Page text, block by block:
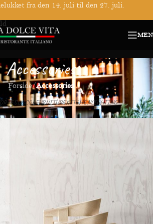
fra den 14. juli til den 27. juli.
Accessories
Forside/Accessories
DECORFURNITUREKITCHENLIGHTING